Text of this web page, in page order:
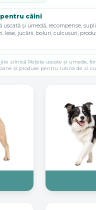
câini
uscată și umedă, recompense,
lese, jucării, boluri, culcușuri,
zilnică Rețete uscate și umede,
și produse pentru rutina de zi